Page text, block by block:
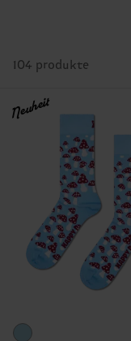
104 produkte
Neuheit